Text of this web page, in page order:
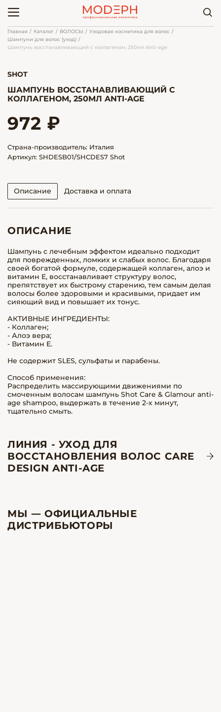
Главная Каталог ВОЛОСЫ
Уходовая косметика для волос
Шампуни для волос (уход)
Шампунь восстанавливающий с коллагеном, 250мл Anti-age
SHOT
ШАМПУНЬ ВОССТАНАВЛИВАЮЩИЙ С
КОЛЛАГЕНОМ, 250МЛ ANTI-AGE
972 ₽
Страна-производитель: Италия
Артикул: SHDESB01/SHCDES7 Shot
Описание Доставка и оплата
ОПИСАНИЕ
Шампунь с лечебным эффектом идеально подходит
для поврежденных, ломких и слабых волос. Благодаря
своей богатой формуле, содержащей коллаген, алоэ и
витамин Е, восстанавливает структуру волос,
препятствует их быстрому старению, тем самым делая
волосы более здоровыми и красивыми, придает им
сияющий вид и повышает их тонус.
АКТИВНЫЕ ИНГРЕДИЕНТЫ:
- Коллаген;
- Алоэ вера;
- Витамин E.
Не содержит SLES, сульфаты и парабены.
Способ применения:
Распределить массирующими движениями по
смоченным волосам шампунь Shot Care & Glamour anti-
age shampoo, выдержать в течение 2-х минут,
тщательно смыть.
ЛИНИЯ - УХОД ДЛЯ
ВОССТАНОВЛЕНИЯ ВОЛОС CARE
DESIGN ANTI-AGE
МЫ — ОФИЦИАЛЬНЫЕ
ДИСТРИБЬЮТОРЫ